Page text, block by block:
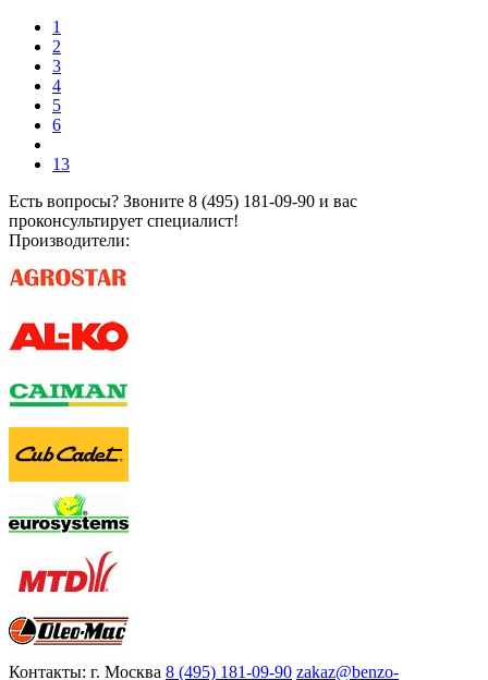
1
2
3
4
5
6
13
Есть вопросы? Звоните 8 (495) 181-09-90 и вас
проконсультирует специалист!
Производители:
Контакты: г. Москва 8 (495) 181-09-90 zakaz@benzo-